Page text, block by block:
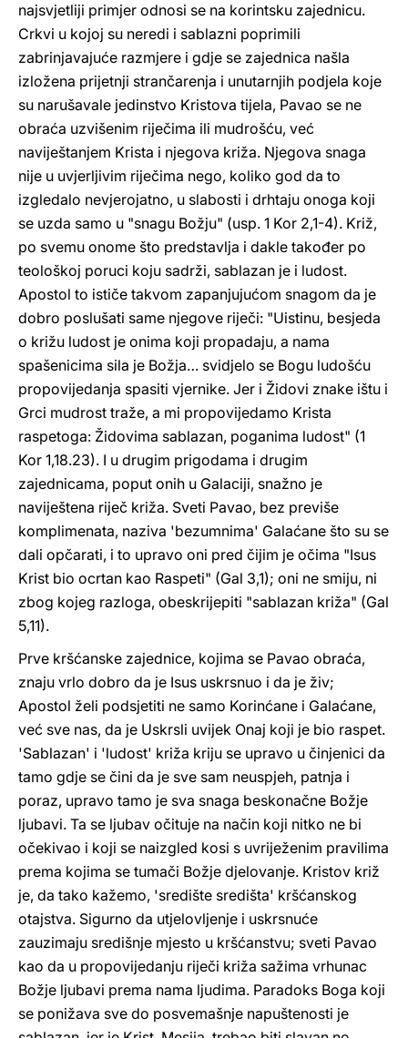
najsvjetliji primjer odnosi se na korintsku zajednicu.
Crkvi u kojoj su neredi i sablazni poprimili
zabrinjavajuće razmjere i gdje se zajednica našla
izložena prijetnji strančarenja i unutarnjih podjela koje
su narušavale jedinstvo Kristova tijela, Pavao se ne
obraća uzvišenim riječima ili mudrošću, već
naviještanjem Krista i njegova križa. Njegova snaga
nije u uvjerljivim riječima nego, koliko god da to
izgledalo nevjerojatno, u slabosti i drhtaju onoga koji
se uzda samo u "snagu Božju" (usp. 1 Kor 2,1-4). Križ,
po svemu onome što predstavlja i dakle također po
teološkoj poruci koju sadrži, sablazan je i ludost.
Apostol to ističe takvom zapanjujućom snagom da je
dobro poslušati same njegove riječi: "Uistinu, besjeda
o križu ludost je onima koji propadaju, a nama
spašenicima sila je Božja… svidjelo se Bogu ludošću
propovijedanja spasiti vjernike. Jer i Židovi znake ištu i
Grci mudrost traže, a mi propovijedamo Krista
raspetoga: Židovima sablazan, poganima ludost" (1
Kor 1,18.23). I u drugim prigodama i drugim
zajednicama, poput onih u Galaciji, snažno je
naviještena riječ križa. Sveti Pavao, bez previše
komplimenata, naziva 'bezumnima' Galaćane što su se
dali opčarati, i to upravo oni pred čijim je očima "Isus
Krist bio ocrtan kao Raspeti" (Gal 3,1); oni ne smiju, ni
zbog kojeg razloga, obeskrijepiti "sablazan križa" (Gal
5,11).
Prve kršćanske zajednice, kojima se Pavao obraća,
znaju vrlo dobro da je Isus uskrsnuo i da je živ;
Apostol želi podsjetiti ne samo Korinćane i Galaćane,
već sve nas, da je Uskrsli uvijek Onaj koji je bio raspet.
'Sablazan' i 'ludost' križa kriju se upravo u činjenici da
tamo gdje se čini da je sve sam neuspjeh, patnja i
poraz, upravo tamo je sva snaga beskonačne Božje
ljubavi. Ta se ljubav očituje na način koji nitko ne bi
očekivao i koji se naizgled kosi s uvriježenim pravilima
prema kojima se tumači Božje djelovanje. Kristov križ
je, da tako kažemo, 'središte središta' kršćanskog
otajstva. Sigurno da utjelovljenje i uskrsnuće
zauzimaju središnje mjesto u kršćanstvu; sveti Pavao
kao da u propovijedanju riječi križa sažima vrhunac
Božje ljubavi prema nama ljudima. Paradoks Boga koji
se ponižava sve do posvemašnje napuštenosti je